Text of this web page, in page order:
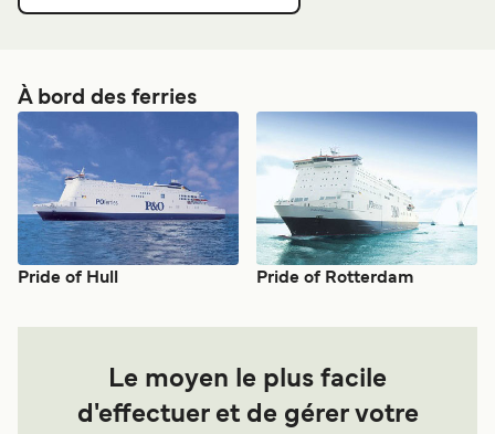
À bord des ferries
Pride of Hull Pride of Rotterdam
Le moyen le plus facile
d'effectuer et de gérer votre